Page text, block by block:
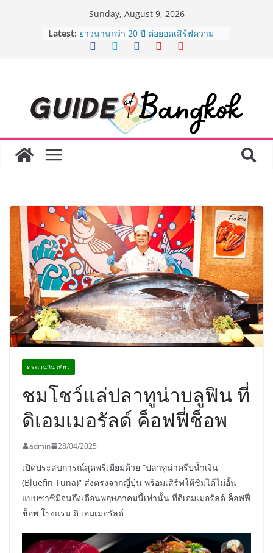
Sunday, August 9, 2026
Latest: AirAsia X SEE FAH พันธมิตรทางธุรกิจ
ยาวนานกว่า 20 ปี ต่อยอดเสิร์ฟความ
“BIO TRADE CONNECT 2026” ยก
ระดับผลิตภัณฑ์ท้องถิ่นสู่ตลาดเชิง
พาณิชย์อย่างยั่งยืน
LORDNINE จัดศึกคนดังสายเกม ไทย
ปะทะ ฟิลิปปินส์ ใน “Rise of the Tenth
ได้เตรียมนักเรียนเพียงเพื่อก้าวเข้าสู่
มหาวิทยาลัยเท่านั้น แต่ยังเตรียมพวก
เขาให้พร้อมเป็นผู้กำหนดอนาคต”
8.8 “ซูเลียน” รวมพลังนักธุรกิจทั่ว
ประเทศ จัดประชุมใหญ่แห่งปี พบ CEO
“ดร.ปิยะวัฒน์” ถ่ายทอดวิสัยทัศน์ธุรกิจ
พร้อมฟรีคอนเสิร์ต “โชค รถแห่” ยกวง
ตระเวนกิน-เที่ยว
ชมโชว์แล่ปลาทูน่าบลูฟิน ที่
ดิเอมเมอรัลด์ ค็อฟฟี่ช็อพ
admin 28/04/2025
เปิดประสบการณ์สุดพรีเมียมด้วย “ปลาทูน่าครีบน้ำเงิน
(Bluefin Tuna)” ส่งตรงจากญี่ปุ่น พร้อมเสิร์ฟให้ชิมได้ไม่อั้น
แบบซาซิมิจนถึงเดือนพฤษภาคมนี้เท่านั้น ที่ดิเอมเมอรัลด์ ค็อฟฟี่
ช็อพ โรงแรม ดิ เอมเมอรัลด์